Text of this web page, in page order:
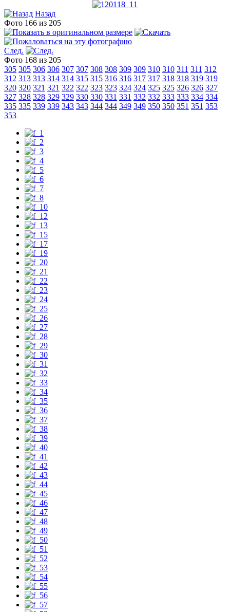
Назад
Фото 166 из 205
След.
Фото 168 из 205
305 305 306 306 307 307 308 308 309 309 310 310 311 311 312
312 313 313 314 314 315 315 316 316 317 317 318 318 319 319
320 320 321 321 322 322 323 323 324 324 325 325 326 326 327
327 328 328 329 329 330 330 331 331 332 332 333 333 334 334
335 335 339 339 343 343 344 344 349 349 350 350 351 351 353
353